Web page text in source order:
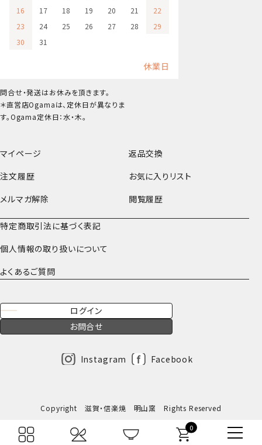
0
マイページ
返品交換
注文履歴
お気に入りリスト
メルマガ解除
閲覧履歴
特定商取引法に基づく表記
個人情報の取り扱いについて
よくあるご質問
ログイン
お問合せ
Instagram Facebook
16
17 18 19 20 21
22
23
24 25 26 27 28
29
30
31
休業日
問合せ・発送はお休みを頂きます。
＊直営店Ogamaは、定休日が異なりま
す。Ogama定休日：水・木。
Copyright 滋賀・信楽焼 明山窯 Rights Reserved